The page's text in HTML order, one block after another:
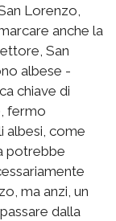
Lorenzo,
anche la
San
albese -
chiave di
fermo
albesi, come
potrebbe
ma anzi, un
dalla